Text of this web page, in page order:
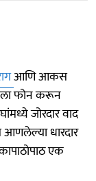
आणि आकस
फोन करून
जोरदार वाद
आणलेल्या धारदार
एक